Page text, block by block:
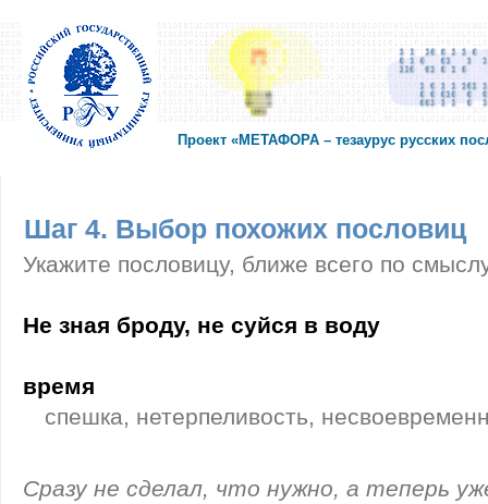
Проект «МЕТАФОРА – тезаурус русских
Шаг 4. Выбор похожих пословиц
Укажите пословицу, ближе всего по
Не зная броду, не суйся в воду
время
спешка, нетерпеливость,
Сразу не сделал, что нужно, а теперь